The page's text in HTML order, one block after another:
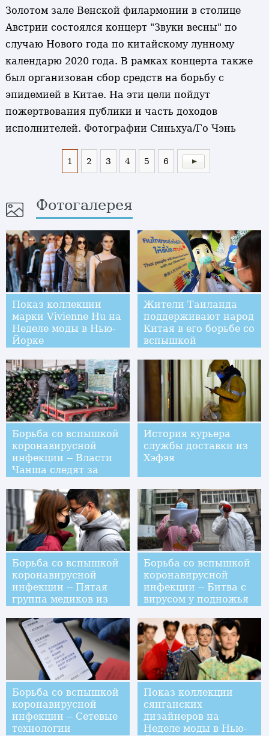
Золотом зале Венской филармонии в столице
Австрии состоялся концерт "Звуки весны" по
случаю Нового года по китайскому лунному
календарю 2020 года. В рамках концерта также
был организован сбор средств на борьбу с
эпидемией в Китае. На эти цели пойдут
пожертвования публики и часть доходов
исполнителей. Фотографии Синьхуа/Го Чэнь
1 2 3 4 5 6
Фотогалерея
Показ коллекции
марки Vivienne Hu на
Неделе моды в Нью-
Йорке
Жители Таиланда
поддерживают народ
Китая в его борьбе со
вспышкой
Борьба со вспышкой
коронавирусной
инфекции -- Власти
Чанша следят за
поставок овощей
горожанам
История курьера
службы доставки из
Хэфэя
Борьба со вспышкой
коронавирусной
инфекции -- Пятая
группа медиков из
отправилась в Ухань
Борьба со вспышкой
коронавирусной
инфекции -- Битва с
вирусом у подножья
журавля
Борьба со вспышкой
коронавирусной
инфекции -- Сетевые
технологии
Показ коллекции
сянганских
дизайнеров на
Неделе моды в Нью-